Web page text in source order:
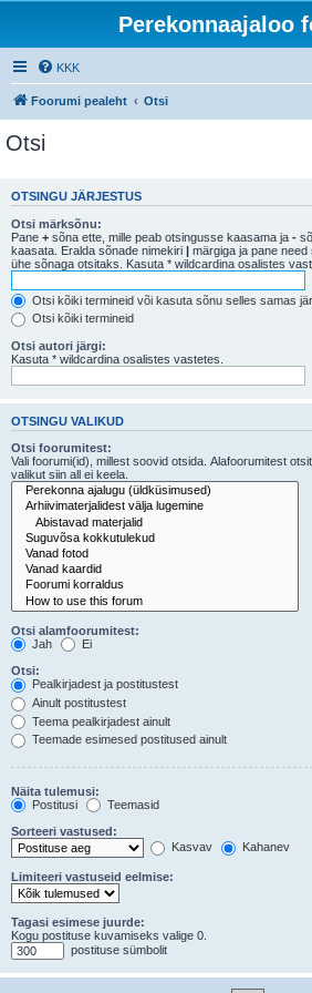
Perekonnaajaloo
KKK
Foorumi pealeht Otsi
Otsi
OTSINGU JÄRJESTUS
Otsi märksõnu:
Pane + sõna ette, mille peab otsingusse kaasama ja -
kaasata. Eralda sõnade nimekiri | märgiga ja pane need
ühe sõnaga otsitaks. Kasuta * wildcardina osalistes
Otsi kõiki termineid või kasuta sõnu selles samas
Otsi kõiki termineid
Otsi autori järgi:
Kasuta * wildcardina osalistes vastetes.
OTSINGU VALIKUD
Otsi foorumitest:
Vali foorumi(id), millest soovid otsida. Alafoorumitest
valikut siin all ei keela.
Otsi alamfoorumitest:
Jah
Ei
Otsi:
Pealkirjadest ja postitustest
Ainult postitustest
Teema pealkirjadest ainult
Teemade esimesed postitused ainult
Näita tulemusi:
Postitusi
Teemasid
Sorteeri vastused:
Kasvav
Kahanev
Limiteeri vastuseid eelmise:
Tagasi esimese juurde:
Kogu postituse kuvamiseks valige 0.
postituse sümbolit